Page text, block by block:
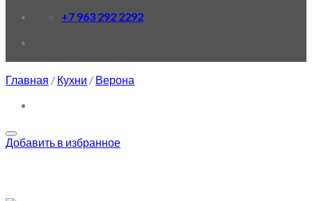
+7 963 292 2292
Главная / Кухни / Верона
Добавить в избранное